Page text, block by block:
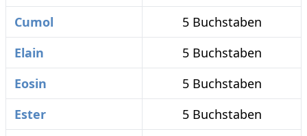
Cumol
5 Buchstaben
Elain
5 Buchstaben
Eosin
5 Buchstaben
Ester
5 Buchstaben